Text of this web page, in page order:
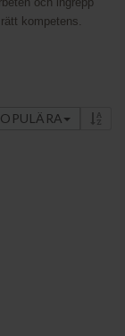
kompetens.